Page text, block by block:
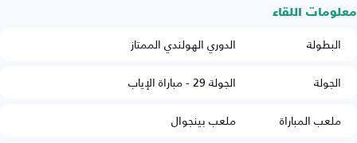
معلومات اللقاء
البطولة
الدوري الهولندي الممتاز
الجولة
الجولة 29 - مباراة الإياب
ملعب المباراة
ملعب بينجوال